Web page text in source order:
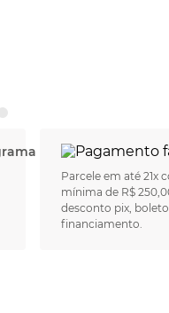
de cashback
Parcele em até 21x
mínima de R$
desconto pix,
financiamento.